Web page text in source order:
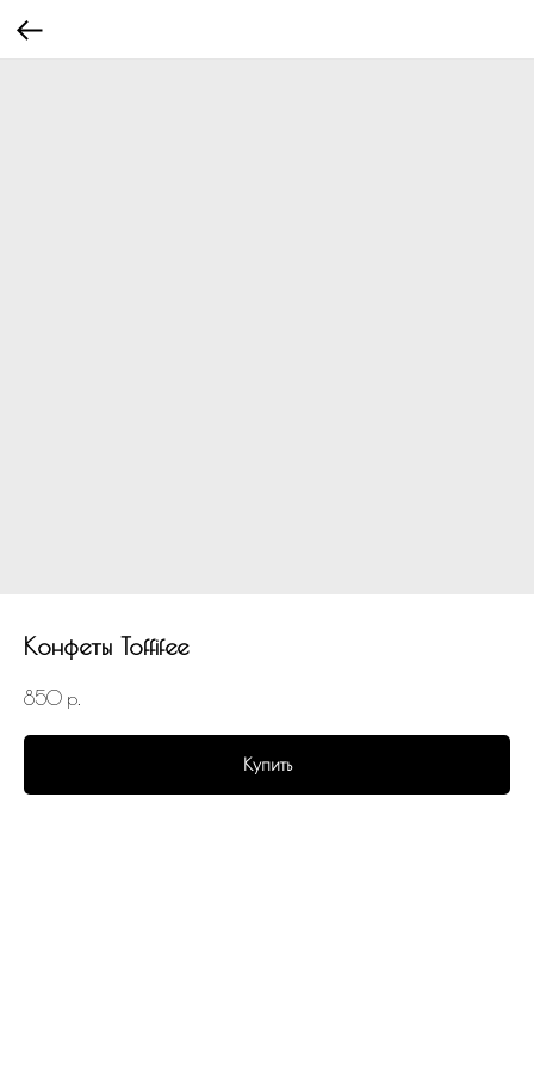
Конфеты Toffifee
850 р.
Купить